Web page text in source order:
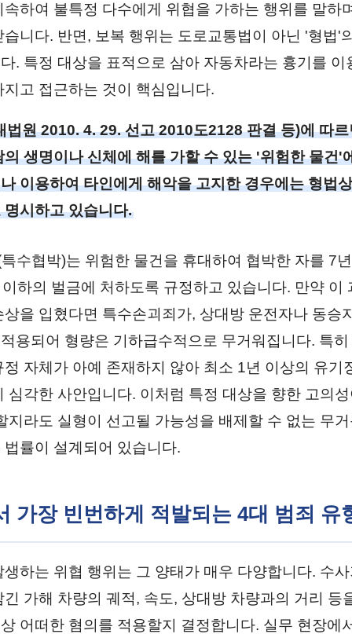
속하여 불특정 다수에게 위협을 가하는 행위를 말하
습니다. 반면, 보복 행위는 도로교통법이 아닌 '형법'
. 특정 대상을 표적으로 삼아 자동차라는 흉기를 이
지고 접근하는 것이 핵심입니다.
법원 2010. 4. 29. 선고 2010도2128 판결 등)에 따
의 생명이나 신체에 해를 가할 수 있는 '위험한 물건'
이용하여 타인에게 해악을 고지한 경우에는 형법
시하고 있습니다.
수협박)는 위험한 물건을 휴대하여 협박한 자를 7
하의 벌금에 처하도록 규정하고 있습니다. 만약 이
상을 입혔다면 특수손괴죄가, 상대방 운전자나 동승
용되어 형량은 기하급수적으로 무거워집니다. 특히
정 자체가 아예 존재하지 않아 최소 1년 이상의 유기
심각한 사안입니다. 이처럼 특정 대상을 향한 고의
지라도 실형이 선고될 가능성을 배제할 수 없는 무
법률이 설계되어 있습니다.
가장 빈번하게 적발되는 4대 범죄 유
생하는 위협 행위는 그 양태가 매우 다양합니다. 수
긴 가해 차량의 궤적, 속도, 상대방 차량과의 거리 등
어떠한 혐의를 적용할지 결정합니다. 실무 현장에